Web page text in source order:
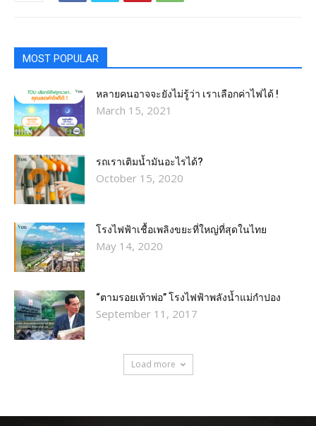
MOST POPULAR
หลายคนอาจจะยังไม่รู้ว่า เราเลือกค่าไฟได้ !
March 15, 2021
รถเราเติมน้ำมันอะไรได้?​
October 15, 2020
โรงไฟฟ้าเชื้อเพลิงขยะที่ใหญ่ที่สุดในไทย
May 14, 2020
“ตามรอยเท้าพ่อ” โรงไฟฟ้าพลังน้ำแม่กำปอง
September 11, 2017
Load more